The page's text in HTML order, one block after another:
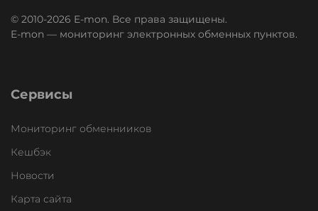
© 2010-2026 E-mon. Все права защищены.
E-mon — мониторинг электронных обменных пунктов.
Сервисы
Мониторинг обменнииков
Кешбэк
Новости
Карта сайта